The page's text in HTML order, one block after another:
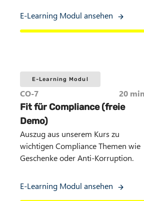
E-Learning Modul ansehen
E-Learning Modul
CO-7 20 min
Fit für Compliance (freie
Demo)
Auszug aus unserem Kurs zu
wichtigen Compliance Themen wie
Geschenke oder Anti-Korruption.
E-Learning Modul ansehen